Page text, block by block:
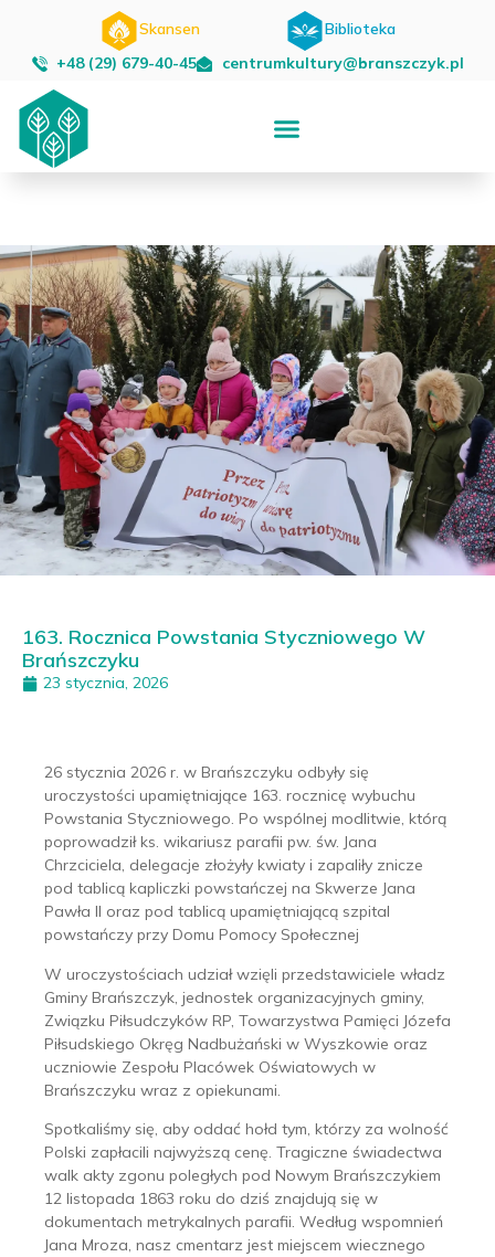
Skansen
Biblioteka
+48 (29) 679-40-45
centrumkultury@branszczyk.pl
163. Rocznica Powstania Styczniowego W
Brańszczyku
23 stycznia, 2026
26 stycznia 2026 r. w Brańszczyku odbyły się
uroczystości upamiętniające 163. rocznicę wybuchu
Powstania Styczniowego. Po wspólnej modlitwie, którą
poprowadził ks. wikariusz parafii pw. św. Jana
Chrzciciela, delegacje złożyły kwiaty i zapaliły znicze
pod tablicą kapliczki powstańczej na Skwerze Jana
Pawła II oraz pod tablicą upamiętniającą szpital
powstańczy przy Domu Pomocy Społecznej
W uroczystościach udział wzięli przedstawiciele władz
Gminy Brańszczyk, jednostek organizacyjnych gminy,
Związku Piłsudczyków RP, Towarzystwa Pamięci Józefa
Piłsudskiego Okręg Nadbużański w Wyszkowie oraz
uczniowie Zespołu Placówek Oświatowych w
Brańszczyku wraz z opiekunami.
Spotkaliśmy się, aby oddać hołd tym, którzy za wolność
Polski zapłacili najwyższą cenę. Tragiczne świadectwa
walk akty zgonu poległych pod Nowym Brańszczykiem
12 listopada 1863 roku do dziś znajdują się w
dokumentach metrykalnych parafii. Według wspomnień
Jana Mroza, nasz cmentarz jest miejscem wiecznego